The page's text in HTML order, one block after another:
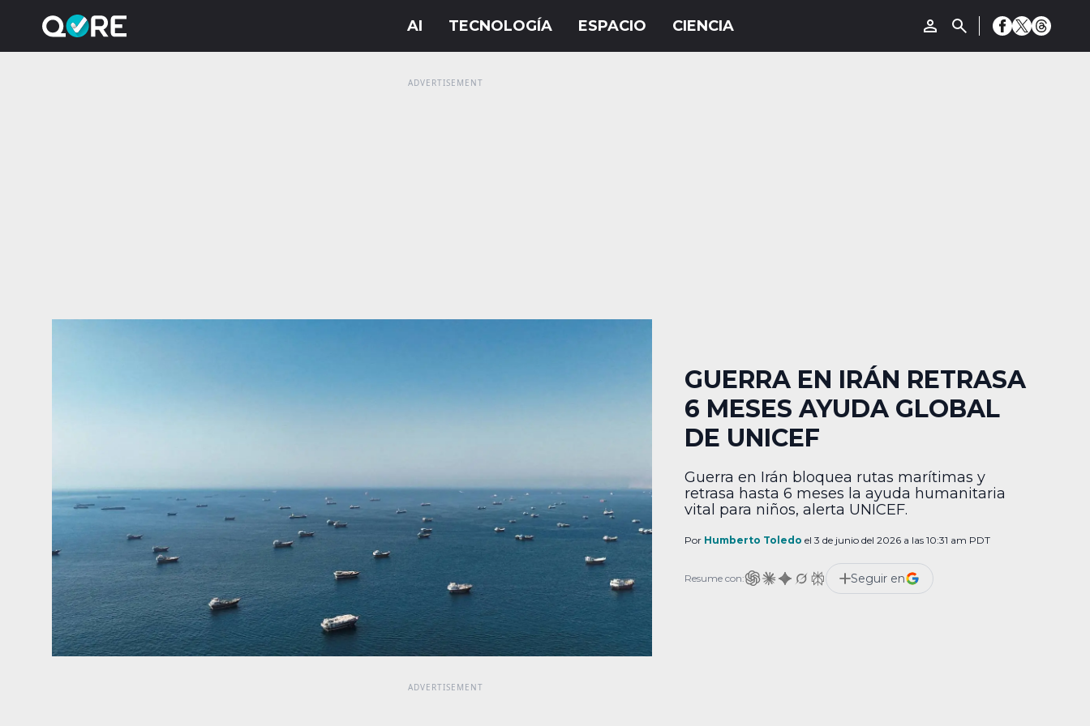
GUERRA EN IRÁN RETRASA
6 MESES AYUDA GLOBAL
DE UNICEF
Guerra en Irán bloquea rutas marítimas y
retrasa hasta 6 meses la ayuda humanitaria
vital para niños, alerta UNICEF.
Por Humberto Toledo el 3 de junio del 2026 a las 10:31 am PDT
Resume con: Seguir en